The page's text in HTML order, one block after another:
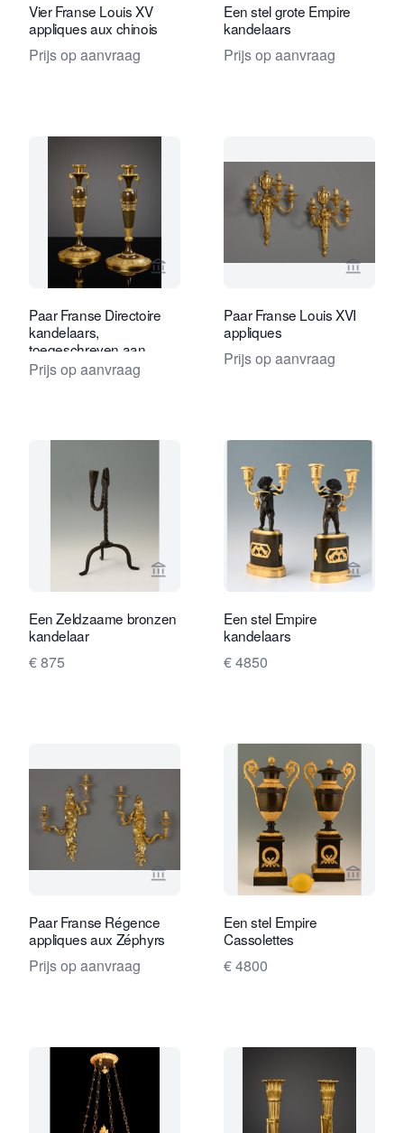
Vier Franse Louis XV
appliques aux chinois
Prijs op aanvraag
Een stel grote Empire
kandelaars
Prijs op aanvraag
Bekijk verkoperspagina van
Paar Franse Directoire
kandelaars,
toegeschreven aan
Claude Galle
Prijs op aanvraag
Bekijk
Paar Franse Louis XVI
appliques
Prijs op aanvraag
Bekijk verkoperspagina van Limburg
Een Zeldzaame bronzen
kandelaar
€ 875
Bekijk
Een stel Empire
kandelaars
€ 4850
Bekijk verkoperspagina van
Paar Franse Régence
appliques aux Zéphyrs
Prijs op aanvraag
Bekijk
Een stel Empire
Cassolettes
€ 4800